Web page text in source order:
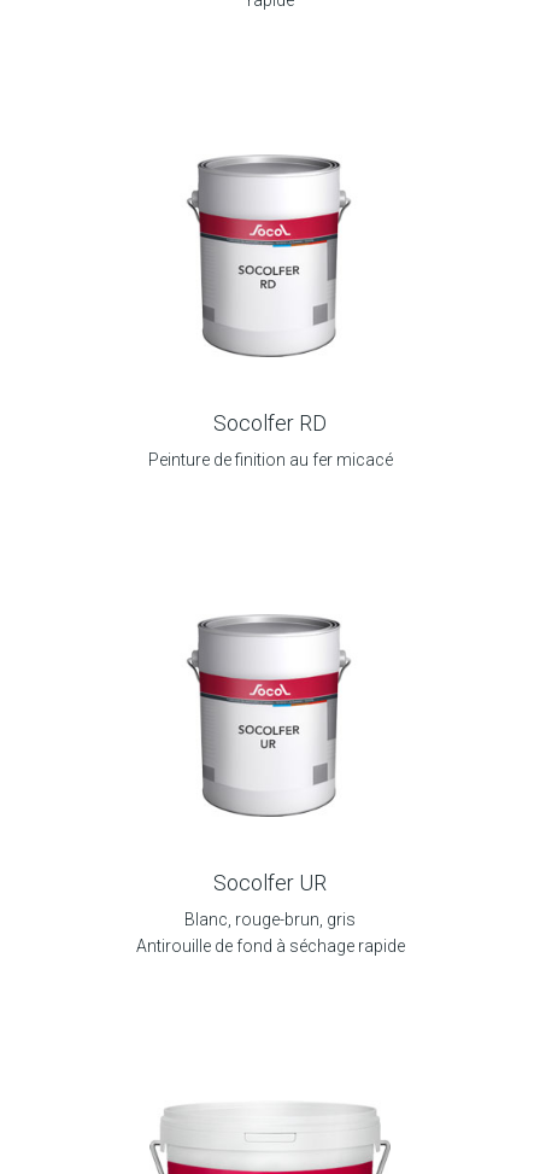
Socolfer RD
Peinture de finition au fer micacé
Socolfer UR
Blanc, rouge-brun, gris
Antirouille de fond à séchage rapide